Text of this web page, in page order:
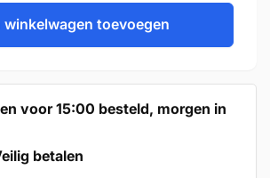
winkelwagen toevoegen
voor 15:00 besteld, morgen in
betalen